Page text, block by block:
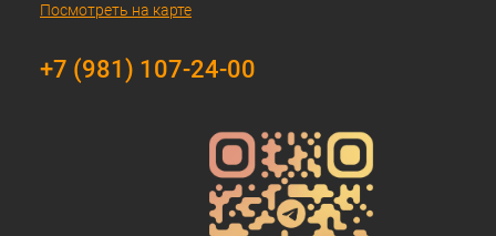
Посмотреть на карте
+7 (981) 107-24-00